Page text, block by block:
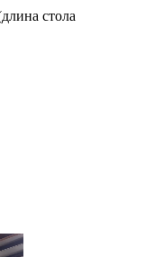
стола